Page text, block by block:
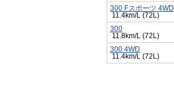
300 Fスポーツ 4WD
11.4km/L (72L)
300
11.8km/L (72L)
300 4WD
11.4km/L (72L)